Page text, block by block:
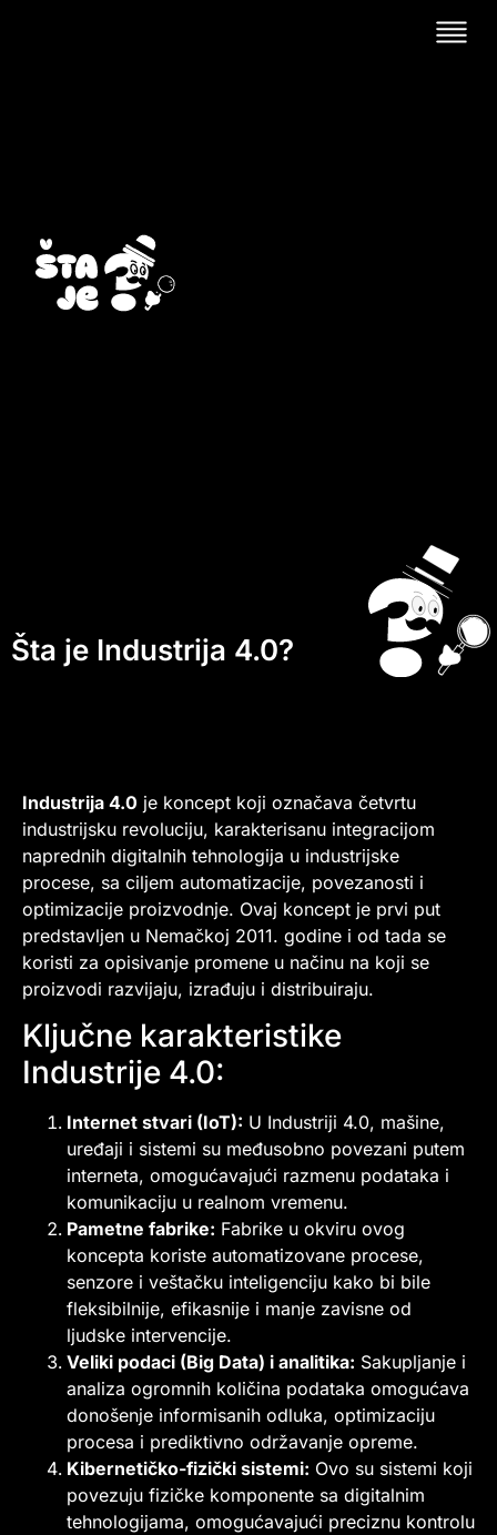
Šta je Industrija 4.0?
Industrija 4.0 je koncept koji označava četvrtu
industrijsku revoluciju, karakterisanu integracijom
naprednih digitalnih tehnologija u industrijske
procese, sa ciljem automatizacije, povezanosti i
optimizacije proizvodnje. Ovaj koncept je prvi put
predstavljen u Nemačkoj 2011. godine i od tada se
koristi za opisivanje promene u načinu na koji se
proizvodi razvijaju, izrađuju i distribuiraju.
Ključne karakteristike
Industrije 4.0:
Internet stvari (IoT): U Industriji 4.0, mašine,
uređaji i sistemi su međusobno povezani putem
interneta, omogućavajući razmenu podataka i
komunikaciju u realnom vremenu.
Pametne fabrike: Fabrike u okviru ovog
koncepta koriste automatizovane procese,
senzore i veštačku inteligenciju kako bi bile
fleksibilnije, efikasnije i manje zavisne od
ljudske intervencije.
Veliki podaci (Big Data) i analitika: Sakupljanje i
analiza ogromnih količina podataka omogućava
donošenje informisanih odluka, optimizaciju
procesa i prediktivno održavanje opreme.
Kibernetičko-fizički sistemi: Ovo su sistemi koji
povezuju fizičke komponente sa digitalnim
tehnologijama, omogućavajući preciznu kontrolu